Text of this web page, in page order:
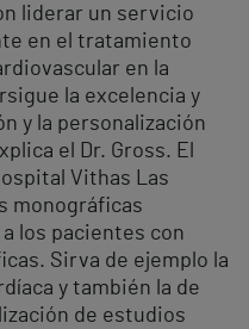
liderar un servicio
en el tratamiento
en la
la excelencia y
y la personalización
el Dr. Gross. El
Vithas Las
monográficas
los pacientes con
Sirva de ejemplo la
y también la de
de estudios